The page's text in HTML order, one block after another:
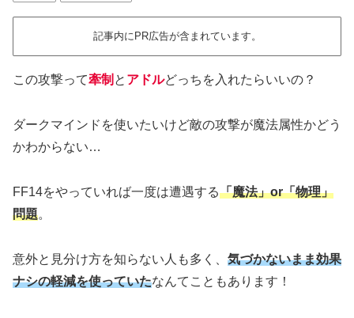
記事内にPR広告が含まれています。
この攻撃って牽制 と アドルどっちを入れたらいいの？
ダークマインドを使いたいけど敵の攻撃が魔法属性かどう
かわからない…
FF14をやっていれば一度は遭遇する「魔法」or「物理」
問題。
意外と見分け方を知らない人も多く、 気づかないまま効果
ナシの軽減を使っていたなんてこともあります！